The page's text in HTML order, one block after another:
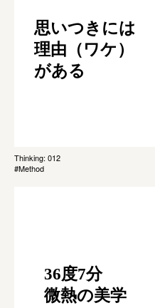
思いつきには
理由（ワケ）
がある
Thinking: 012
#Method
36度7分
微熱の美学